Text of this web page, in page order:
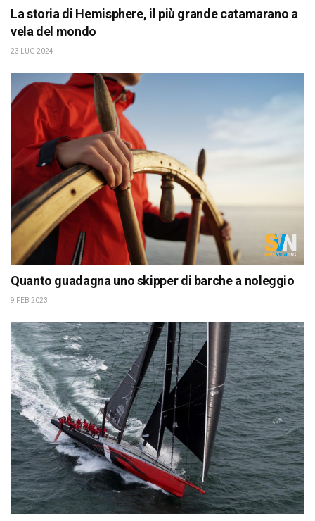
La storia di Hemisphere, il più grande catamarano a
vela del mondo
23 LUG 2024
Quanto guadagna uno skipper di barche a noleggio
9 FEB 2023